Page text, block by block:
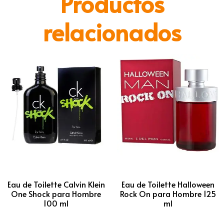
relacionados
Eau de Toilette Calvin Klein
One Shock para Hombre
100 ml
Eau de Toilette Halloween
Rock On para Hombre 125
ml